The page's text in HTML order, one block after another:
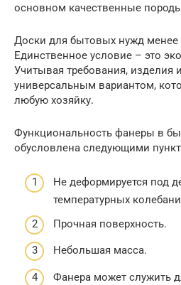
основном качественные
Доски для бытовых нужд менее
Единственное условие – это
Учитывая требования, изделия
универсальным вариантом,
любую хозяйку.
Функциональность фанеры в
обусловлена следующими
Не деформируется под
температурных
Прочная поверхность.
Небольшая масса.
Фанера может служить